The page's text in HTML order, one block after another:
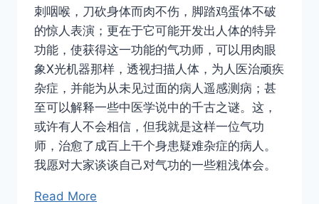
刺咽喉，刀砍身体而肉不伤，脚踏鸡蛋体不破
的惊人表演；更在于它可能开发出人体的特异
功能，使获得这一功能的气功师，可以用肉眼
象Ⅹ光机器那样，透视扫描人体，为人医治顽疾
杂症，并能为从未见过面的病人遥感测病；甚
至可以解释一些中医学说中的千古之谜。这，
或许有人不会相信，但我就是这样一位气功
师，治愈了成百上干个身患疑难杂症的病人。
我愿对大家谈谈自己对气功的一些粗浅体会。
Read More